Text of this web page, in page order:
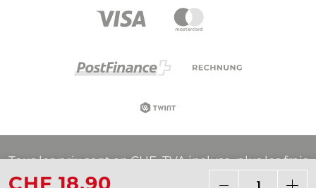
Tous les prix sont en CHF, TVA incluse, plus les frais
d'expédition, sauf indication contraire.